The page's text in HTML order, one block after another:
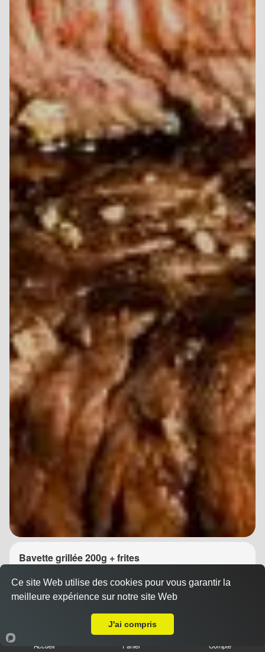
Bavette grillée 200g + frites
Dès14.90 €
Accueil Panier Compte
Ce site Web utilise des cookies pour vous garantir la
meilleure expérience sur notre site Web
J'ai compris